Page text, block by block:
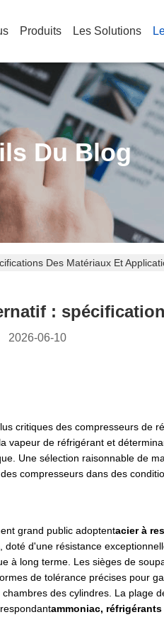
Produits Les Solutions
Du Blog
Des Matériaux Et
:
2026-06-10
critiques des compresseurs de
vapeur de réfrigérant et
Une sélection raisonnable de
compresseurs dans des
grand public adoptentacier à
, doté d'une résistance
à long terme. Les sièges de
de tolérance précises pour
des cylindres. La plage
ammoniac, réfrigérants